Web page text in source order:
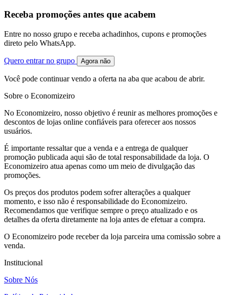
Receba promoções antes que acabem
Entre no nosso grupo e receba achadinhos, cupons e promoções
direto pelo WhatsApp.
Quero entrar no grupo Agora não
Você pode continuar vendo a oferta na aba que acabou de abrir.
Sobre o Economizeiro
No Economizeiro, nosso objetivo é reunir as melhores promoções e
descontos de lojas online confiáveis para oferecer aos nossos
usuários.
É importante ressaltar que a venda e a entrega de qualquer
promoção publicada aqui são de total responsabilidade da loja. O
Economizeiro atua apenas como um meio de divulgação das
promoções.
Os preços dos produtos podem sofrer alterações a qualquer
momento, e isso não é responsabilidade do Economizeiro.
Recomendamos que verifique sempre o preço atualizado e os
detalhes da oferta diretamente na loja antes de efetuar a compra.
O Economizeiro pode receber da loja parceira uma comissão sobre a
venda.
Institucional
Sobre Nós